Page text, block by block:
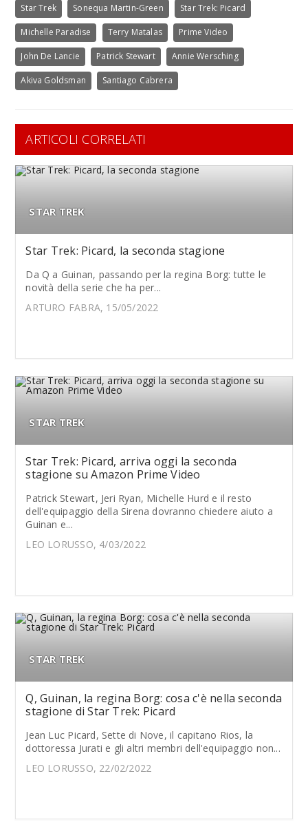
Star Trek Sonequa Martin-Green Star Trek: Picard
Michelle Paradise Terry Matalas Prime Video
John De Lancie Patrick Stewart Annie Wersching
Akiva Goldsman Santiago Cabrera
ARTICOLI CORRELATI
STAR TREK
Star Trek: Picard, la seconda stagione
Da Q a Guinan, passando per la regina Borg: tutte le
novità della serie che ha per...
ARTURO FABRA, 15/05/2022
STAR TREK
Star Trek: Picard, arriva oggi la seconda
stagione su Amazon Prime Video
Patrick Stewart, Jeri Ryan, Michelle Hurd e il resto
dell'equipaggio della Sirena dovranno chiedere aiuto a
Guinan e...
LEO LORUSSO, 4/03/2022
STAR TREK
Q, Guinan, la regina Borg: cosa c'è nella seconda
stagione di Star Trek: Picard
Jean Luc Picard, Sette di Nove, il capitano Rios, la
dottoressa Jurati e gli altri membri dell'equipaggio non...
LEO LORUSSO, 22/02/2022